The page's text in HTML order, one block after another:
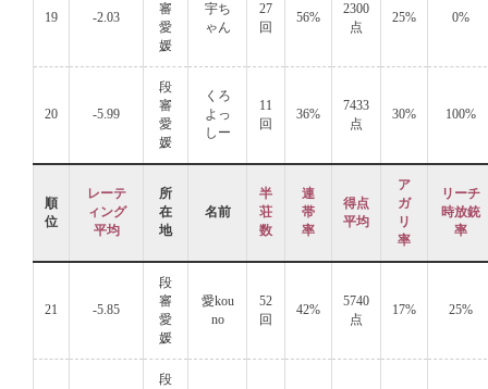
19 -2.03
審
愛
媛
宇ち
ゃん
27
回
56%
2300
点
25% 0%
20 -5.99
段
審
愛
媛
くろ
よっ
しー
11
回
36%
7433
点
30% 100%
順
位
レーテ
ィング
平均
所
在
地
名前
半
荘
数
連
帯
率
得点
平均
ア
ガ
リ
率
リーチ
時放銃
率
21 -5.85
段
審
愛
媛
愛kou
no
52
回
42%
5740
点
17% 25%
段